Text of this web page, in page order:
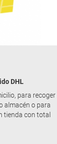
DHL
para recoger
almacén o para
tienda con total